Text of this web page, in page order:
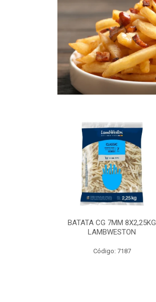
BATATA CG 7MM 8X2,25KG
LAMBWESTON
Código: 7187